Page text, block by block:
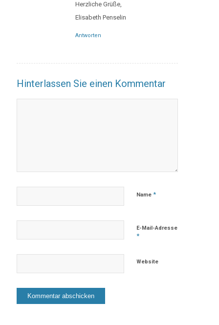
Herzliche Grüße,
Elisabeth Penselin
Antworten
Hinterlassen Sie einen Kommentar
Name *
E-Mail-Adresse
*
Website